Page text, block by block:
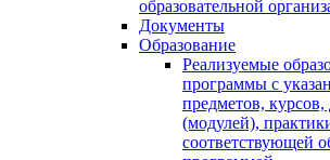
образовательной
Документы
Образование
Реализуемые
программы с
предметов,
(модулей),
соответствующей